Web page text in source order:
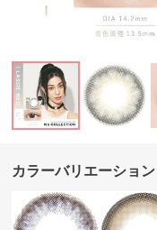
カラーバリエーション